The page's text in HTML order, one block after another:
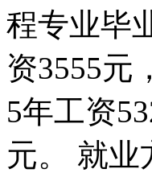
程专业毕
资3555元
5年工资
元。 就业